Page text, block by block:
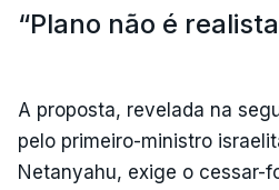
“Plano não é
A proposta, revelada na
pelo primeiro-ministro
Netanyahu, exige o cessar-